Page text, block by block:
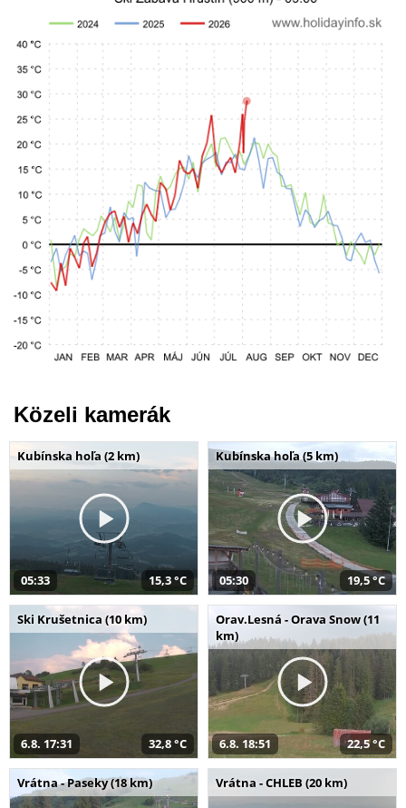
Közeli kamerák
Kubínska hoľa (2 km)
05:33 15,3 °C
Kubínska hoľa (5 km)
05:30 19,5 °C
Ski Krušetnica (10 km)
6.8. 17:31 32,8 °C
Orav.Lesná - Orava Snow (11
km)
6.8. 18:51 22,5 °C
Vrátna - Paseky (18 km) Vrátna - CHLEB (20 km)